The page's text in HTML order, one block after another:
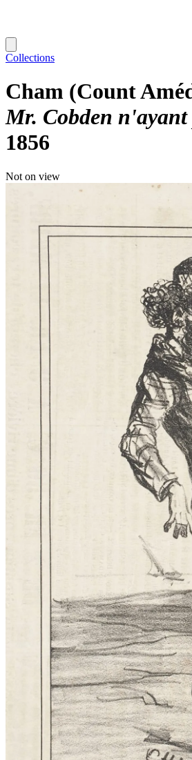
Collections
Cham (Count
Mr. Cobden n'ayant
1856
Not on view